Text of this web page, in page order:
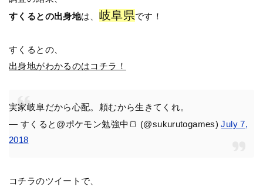
すくるとの出身地は、 岐阜県です！
すくるとの、
出身地がわかるのはコチラ！
実家岐阜だから心配。頼むから生きてくれ。
— すくると@ポケモン勉強中🍞 (@sukurutogames)July 7,
2018
コチラのツイートで、